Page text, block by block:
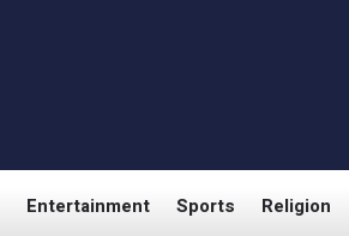
Entertainment Sports Religion